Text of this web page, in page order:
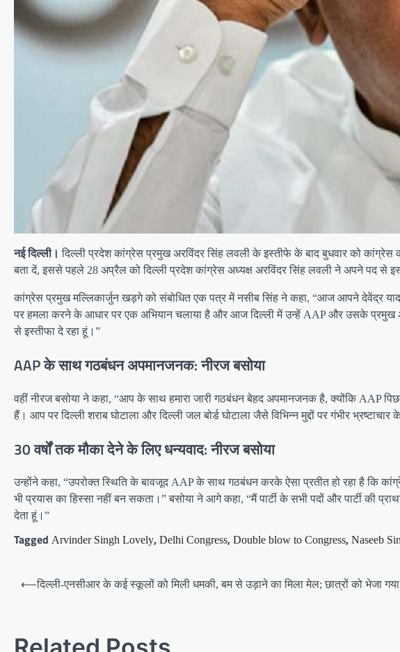
नई दिल्ली। दिल्ली प्रदेश कांग्रेस प्रमुख अरविंदर सिंह लवली के इस्तीफे के बाद बुधवार को कांग्रेस
बता दें, इससे पहले 28 अप्रैल को दिल्ली प्रदेश कांग्रेस अध्यक्ष अरविंदर सिंह लवली ने अपने पद से
कांग्रेस प्रमुख मल्लिकार्जुन खड़गे को संबोधित एक पत्र में नसीब सिंह ने कहा, “आज आपने देवेंद्र
पर हमला करने के आधार पर एक अभियान चलाया है और आज दिल्ली में उन्हें AAP और उसके प्रमुख
से इस्तीफा दे रहा हूं।”
AAP के साथ गठबंधन अपमानजनक: नीरज बसोया
वहीं नीरज बसोया ने कहा, “आप के साथ हमारा जारी गठबंधन बेहद अपमानजनक है, क्योंकि AAP
हैं। आप पर दिल्ली शराब घोटाला और दिल्ली जल बोर्ड घोटाला जैसे विभिन्न मुद्दों पर गंभीर
30 वर्षों तक मौका देने के लिए धन्यवाद: नीरज बसोया
उन्होंने कहा, “उपरोक्त स्थिति के बावजूद AAP के साथ गठबंधन करके ऐसा प्रतीत हो रहा है कि
भी प्रयास का हिस्सा नहीं बन सकता।” बसोया ने आगे कहा, “मैं पार्टी के सभी पदों और पार्टी की
देता हूं।”
Tagged Arvinder Singh Lovely, Delhi Congress, Double blow to Congress, Naseeb
Post
⟵दिल्ली-एनसीआर के कई स्कूलों को मिली धमकी, बम से उड़ाने का मिला मेल; छात्रों को भेजा